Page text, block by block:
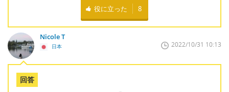
役に立った 8
Nicole T
日本 2022/10/31 10:13
回答